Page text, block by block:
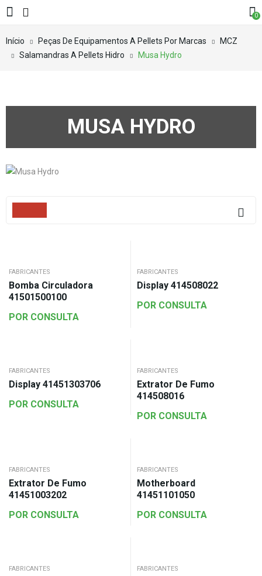
0
Início Peças De Equipamentos A Pellets Por Marcas
MCZ
Salamandras A Pellets Hidro
Musa Hydro
MUSA HYDRO
FABRICANTES
Bomba Circuladora
41501500100
POR CONSULTA
FABRICANTES
Display 414508022
POR CONSULTA
FABRICANTES
Display 41451303706
POR CONSULTA
FABRICANTES
Extrator De Fumo
414508016
POR CONSULTA
FABRICANTES
Extrator De Fumo
41451003202
POR CONSULTA
FABRICANTES
Motherboard
41451101050
POR CONSULTA
FABRICANTES FABRICANTES